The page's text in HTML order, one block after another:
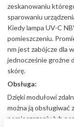
zeskanowaniu
sparowaniu
Kiedy lampa UV-C
pomieszczeniu.
nm jest zabójcze dla
jednocześnie groźne
skórę.
Obsługa:
Dzięki modułowi
można ją
pomieszczeniu lub